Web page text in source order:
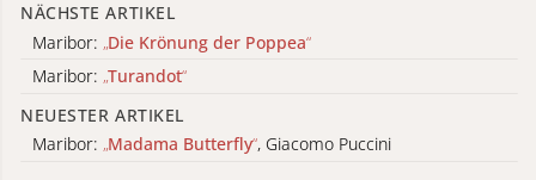
NÄCHSTE ARTIKEL
Maribor: „Die Krönung der Poppea“
Maribor: „Turandot“
NEUESTER ARTIKEL
Maribor: „Madama Butterfly“, Giacomo Puccini